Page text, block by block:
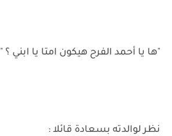
"ها يا أحمد الفرح هيكون امتا يا ابني ؟ "
نظر لوالدته بسعادة قائلا :